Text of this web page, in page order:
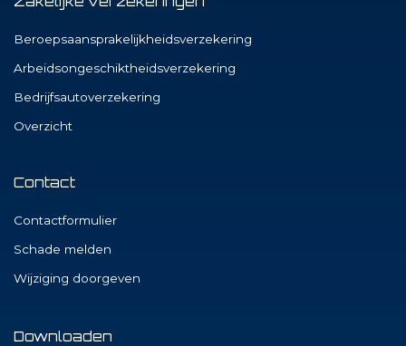
Beroepsaansprakelijkheidsverzekering
Arbeidsongeschiktheidsverzekering
Bedrijfsautoverzekering
Overzicht
Contact
Contactformulier
Schade melden
Wijziging doorgeven
Downloaden